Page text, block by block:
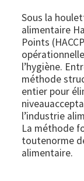
Sous la
alimentaire
Points
l’hygiène.
méthode
entier pour
l’industrie
La méthode
toutenorme
alimentaire.